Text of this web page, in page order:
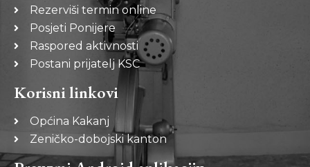
Rezerviši termin online
Posjeti Ponijere
Raspored aktivnosti
Postani prijatelj KSC
Korisni linkovi
Općina Kakanj
Zeničko-dobojski kanton